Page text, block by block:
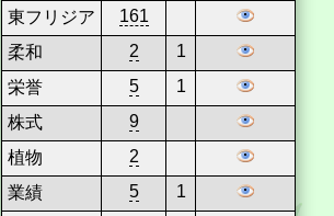
東フリジア
161
柔和
2
1
栄誉
5
1
株式
9
植物
2
業績
5
1